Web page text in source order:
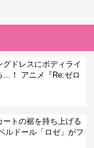
ドレスにボディライ
…！ アニメ『Re:ゼロ
ートの裾を持ち上げる
ルドール「ロゼ」がフ